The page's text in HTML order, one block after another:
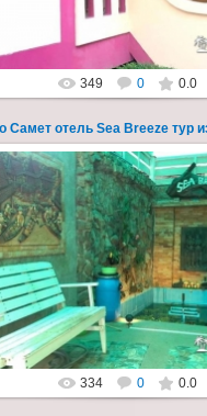
Thai-Online
349 0 0.0
01.08.2022
Экскурсия на остров Самет из
ночевкой в отеле "Sea Breeze" на
Пхай - фотография 126
Запове...
Thai-Online
334 0 0.0